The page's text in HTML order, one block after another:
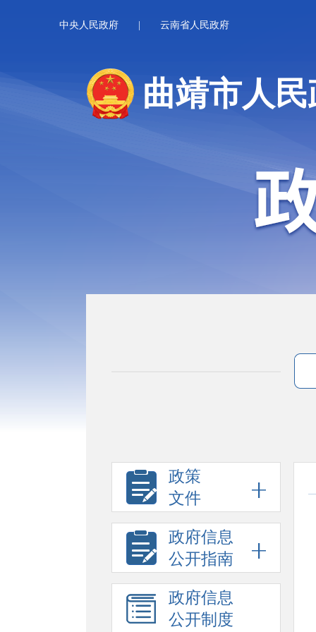
中央人民政府 云南省人民政府
曲靖市人
政策
文件
政府信息
公开指南
政府信息
公开制度